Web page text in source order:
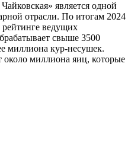
является одной
отрасли. По итогам 2024
рейтинге ведущих
свыше 3500
миллиона кур-несушек.
миллиона яиц, которые